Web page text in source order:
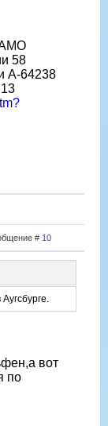
58
A-64238
# 10
вот
по